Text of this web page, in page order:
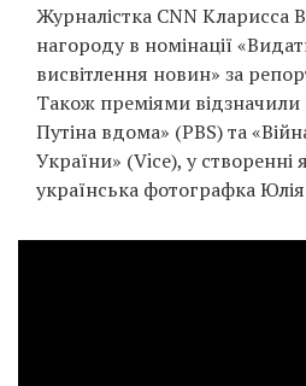
Журналістка CNN Кларисса
нагороду в номінації
висвітлення новин» за
Також преміями відзначили
Путіна вдома» (PBS) та
України» (Vice), у створенні
українська фотографка